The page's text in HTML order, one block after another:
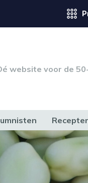
website voor de
GEZONDHEID & SPORT